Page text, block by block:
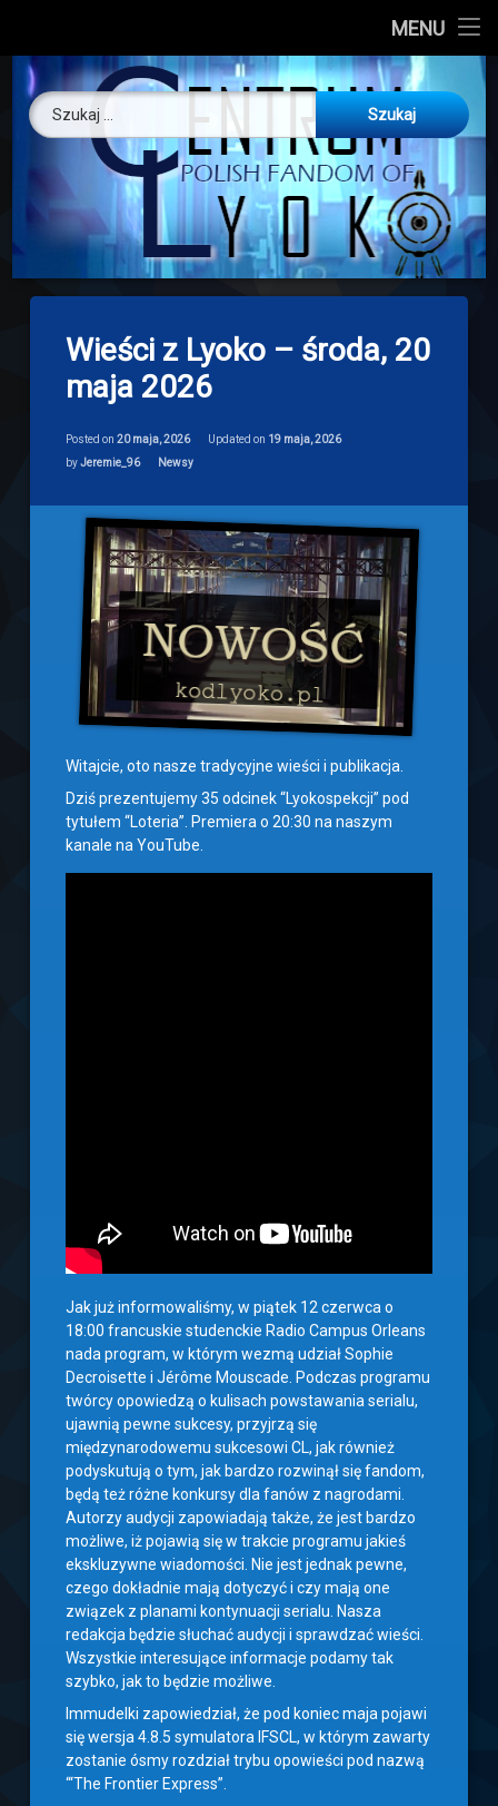
MENU
About us
O nas
Artykuły
Discord
Drogowskaz
Download
Skip
content
Centrum
Szukaj:
Wieści z Lyoko – środa, 20
maja 2026
Posted on20 maja, 2026 Updated on 19 maja, 2026
byJeremie_96 Categories:
Newsy
Witajcie, oto nasze tradycyjne wieści i publikacja.
Dziś prezentujemy 35 odcinek “Lyokospekcji” pod
tytułem “Loteria”. Premiera o 20:30 na naszym
kanale na YouTube.
Jak już informowaliśmy, w piątek 12 czerwca o
18:00 francuskie studenckie Radio Campus Orleans
nada program, w którym wezmą udział Sophie
Decroisette i Jérôme Mouscade. Podczas programu
twórcy opowiedzą o kulisach powstawania serialu,
ujawnią pewne sukcesy, przyjrzą się
międzynarodowemu sukcesowi CL, jak również
podyskutują o tym, jak bardzo rozwinął się fandom,
będą też różne konkursy dla fanów z nagrodami.
Autorzy audycji zapowiadają także, że jest bardzo
możliwe, iż pojawią się w trakcie programu jakieś
ekskluzywne wiadomości. Nie jest jednak pewne,
czego dokładnie mają dotyczyć i czy mają one
związek z planami kontynuacji serialu. Nasza
redakcja będzie słuchać audycji i sprawdzać wieści.
Wszystkie interesujące informacje podamy tak
szybko, jak to będzie możliwe.
Immudelki zapowiedział, że pod koniec maja pojawi
się wersja 4.8.5 symulatora IFSCL, w którym zawarty
zostanie ósmy rozdział trybu opowieści pod nazwą
“‘The Frontier Express”.